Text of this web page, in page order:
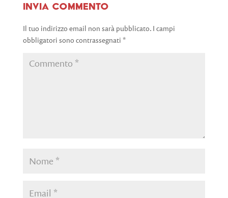
Invia commento
Il tuo indirizzo email non sarà pubblicato. I campi
obbligatori sono contrassegnati *